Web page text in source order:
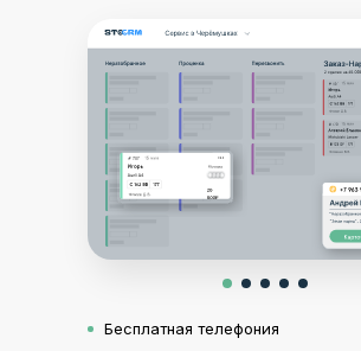
Бесплатная телефония